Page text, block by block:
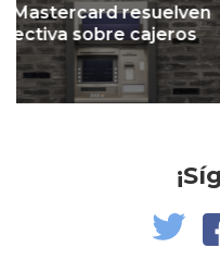
Mi banco en mi
Leer más...